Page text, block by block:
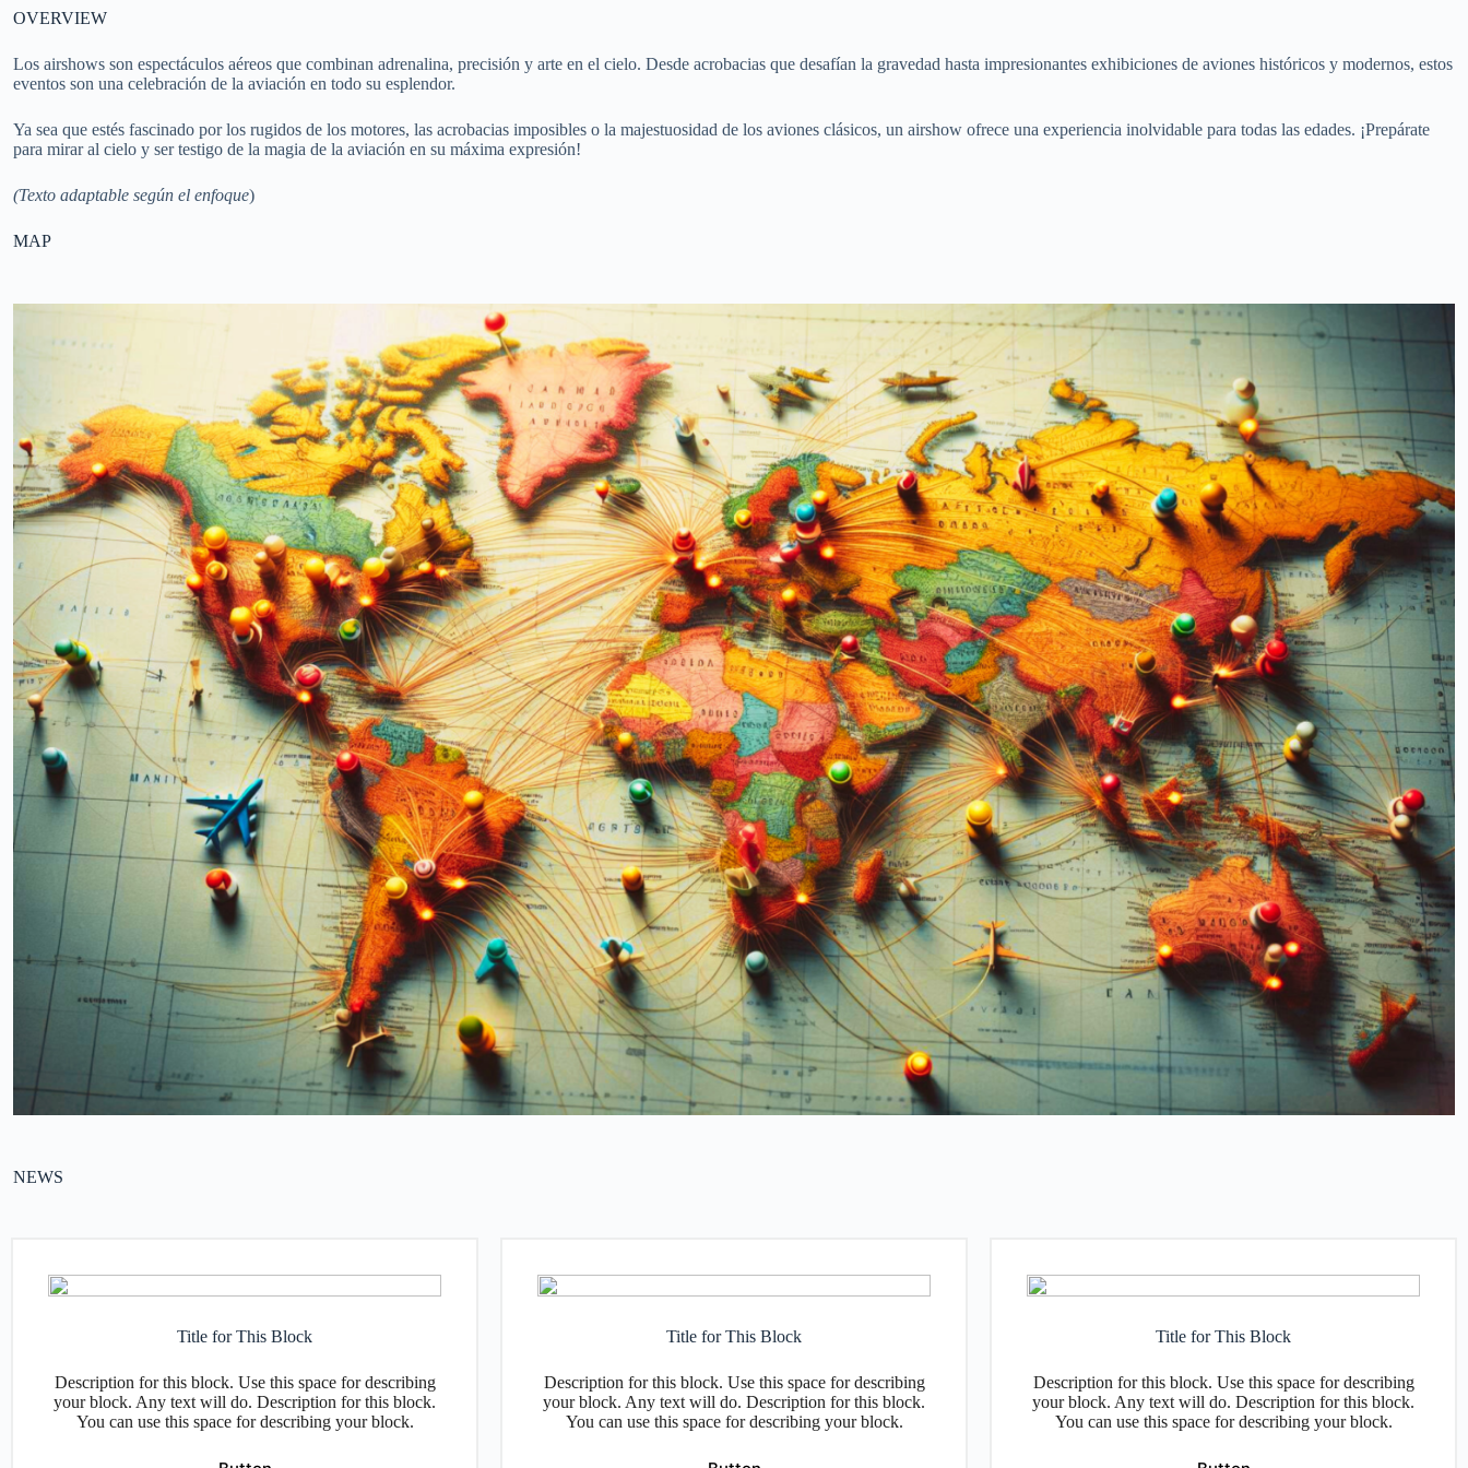
OVERVIEW
Los airshows son espectáculos aéreos que combinan adrenalina, precisión y arte en el cielo. Desde acrobacias que desafían la gravedad hasta impresionantes exhibiciones de aviones históricos y modernos, estos
eventos son una celebración de la aviación en todo su esplendor.
Ya sea que estés fascinado por los rugidos de los motores, las acrobacias imposibles o la majestuosidad de los aviones clásicos, un airshow ofrece una experiencia inolvidable para todas las edades. ¡Prepárate
para mirar al cielo y ser testigo de la magia de la aviación en su máxima expresión!
(Texto adaptable según el enfoque)
MAP
NEWS
Title for This Block
Description for this block. Use this space for describing
your block. Any text will do. Description for this block.
You can use this space for describing your block.
Title for This Block
Description for this block. Use this space for describing
your block. Any text will do. Description for this block.
You can use this space for describing your block.
Title for This Block
Description for this block. Use this space for describing
your block. Any text will do. Description for this block.
You can use this space for describing your block.